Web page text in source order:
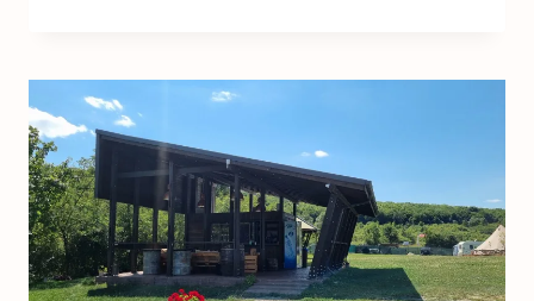
DE
NOIEMBRIE
PE
POTECA
REGALĂ,
SINAIA